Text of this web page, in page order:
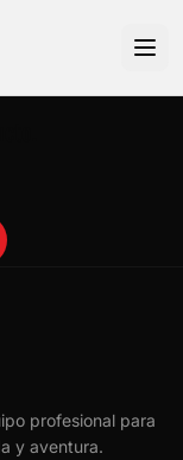
profesional para
y aventura.